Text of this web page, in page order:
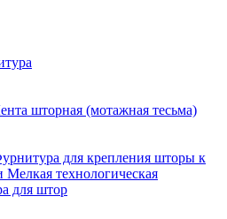
шторная (мотажная тесьма)
для крепления шторы к
Мелкая технологическая
для штор